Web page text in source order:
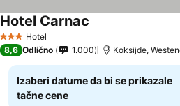
3 Zvezdice
Hotel
Hotel Carnac
8,6 Odlično 1.000 Koksijde,
Izaberi datume da bi se prikazale
tačne cene